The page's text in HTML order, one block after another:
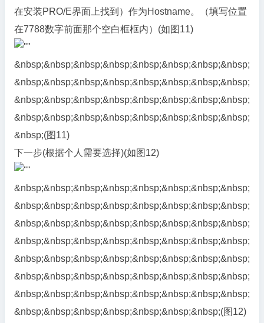
在安装PRO/E界面上找到）作为Hostname。（填写位置
在7788数字前面那个空白框框内）(如图11)
&nbsp;&nbsp;&nbsp;&nbsp;&nbsp;&nbsp;&nbsp;&nbsp;
&nbsp;&nbsp;&nbsp;&nbsp;&nbsp;&nbsp;&nbsp;&nbsp;
&nbsp;&nbsp;&nbsp;&nbsp;&nbsp;&nbsp;&nbsp;&nbsp;
&nbsp;&nbsp;&nbsp;&nbsp;&nbsp;&nbsp;&nbsp;&nbsp;
&nbsp;(图11)
下一步(根据个人需要选择)(如图12)
&nbsp;&nbsp;&nbsp;&nbsp;&nbsp;&nbsp;&nbsp;&nbsp;
&nbsp;&nbsp;&nbsp;&nbsp;&nbsp;&nbsp;&nbsp;&nbsp;
&nbsp;&nbsp;&nbsp;&nbsp;&nbsp;&nbsp;&nbsp;&nbsp;
&nbsp;&nbsp;&nbsp;&nbsp;&nbsp;&nbsp;&nbsp;&nbsp;
&nbsp;&nbsp;&nbsp;&nbsp;&nbsp;&nbsp;&nbsp;&nbsp;
&nbsp;&nbsp;&nbsp;&nbsp;&nbsp;&nbsp;&nbsp;&nbsp;
&nbsp;&nbsp;&nbsp;&nbsp;&nbsp;&nbsp;&nbsp;&nbsp;
&nbsp;&nbsp;&nbsp;&nbsp;&nbsp;&nbsp;&nbsp;(图12)